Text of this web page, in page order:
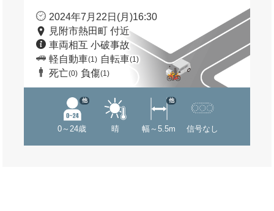
2024年7月22日(月)16:30
見附市熱田町 付近
車両相互 小破事故
軽自動車(1) 自転車(1)
死亡(0) 負傷(1)
0～24歳
他
晴 幅～5.5m
他
信号なし